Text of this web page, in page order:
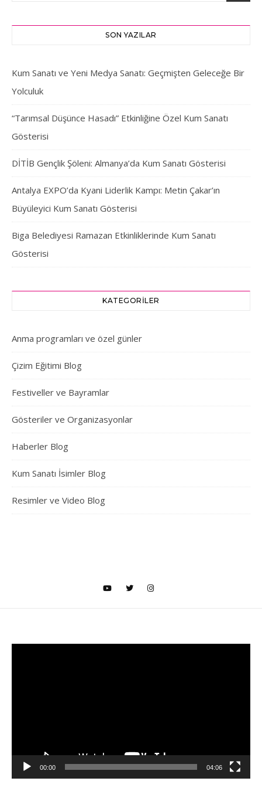
SON YAZILAR
Kum Sanatı ve Yeni Medya Sanatı: Geçmişten Geleceğe Bir
Yolculuk
“Tarımsal Düşünce Hasadı” Etkinliğine Özel Kum Sanatı
Gösterisi
DİTİB Gençlik Şöleni: Almanya’da Kum Sanatı Gösterisi
Antalya EXPO’da Kyani Liderlik Kampı: Metin Çakar’ın
Büyüleyici Kum Sanatı Gösterisi
Biga Belediyesi Ramazan Etkinliklerinde Kum Sanatı
Gösterisi
KATEGORILER
Anma programları ve özel günler
Çizim Eğitimi Blog
Festiveller ve Bayramlar
Gösteriler ve Organizasyonlar
Haberler Blog
Kum Sanatı İsimler Blog
Resimler ve Video Blog
00:00 04:06